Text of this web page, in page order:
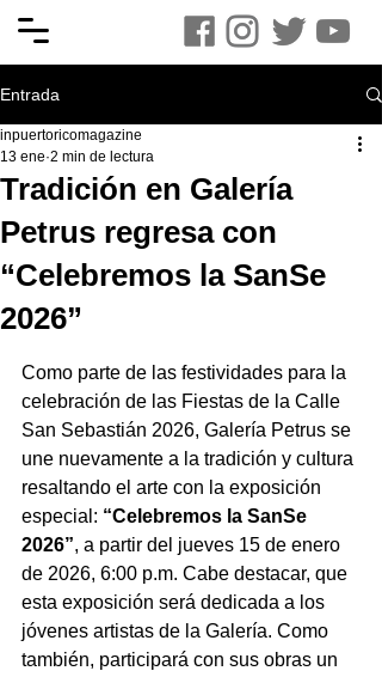
Entrada
Tradición en Galería
Petrus regresa con
“Celebremos la SanSe
2026”
inpuertoricomagazine
13 ene 2 min de lectura
Como parte de las festividades para la
celebración de las Fiestas de la Calle
San Sebastián 2026, Galería Petrus se
une nuevamente a la tradición y cultura
resaltando el arte con la exposición
especial: “Celebremos la SanSe
2026”, a partir del jueves 15 de enero
de 2026, 6:00 p.m. Cabe destacar, que
esta exposición será dedicada a los
jóvenes artistas de la Galería. Como
también, participará con sus obras un